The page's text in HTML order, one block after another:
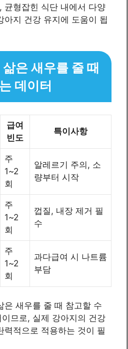
균형잡힌 식단 내에서 다양
아지 건강 유지에 도움이 됩
은 새우를 줄 때
데이터
급여
빈도
특이사항
주
1~2
회
알레르기 주의, 소
량부터 시작
주
1~2
회
껍질, 내장 제거 필
수
주
1~2
회
과다급여 시 나트륨
부담
은 새우를 줄 때 참고할 수
므로, 실제 강아지의 건강
력적으로 적용하는 것이 필